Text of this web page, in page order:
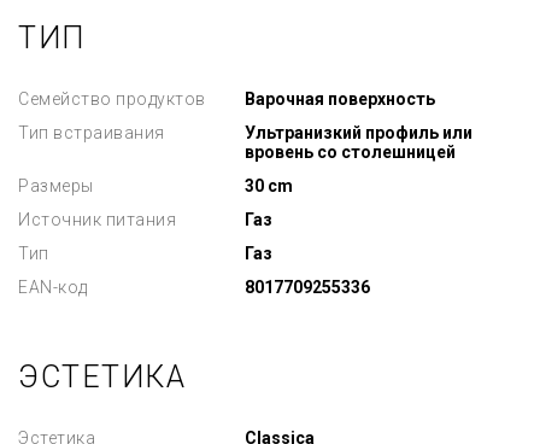
ТИП
Семейство продуктов
Варочная поверхность
Тип встраивания
Ультранизкий профиль или
вровень со столешницей
Размеры
30 cm
Источник питания
Газ
Тип
Газ
EAN-код
8017709255336
ЭСТЕТИКА
Эстетика
Classica